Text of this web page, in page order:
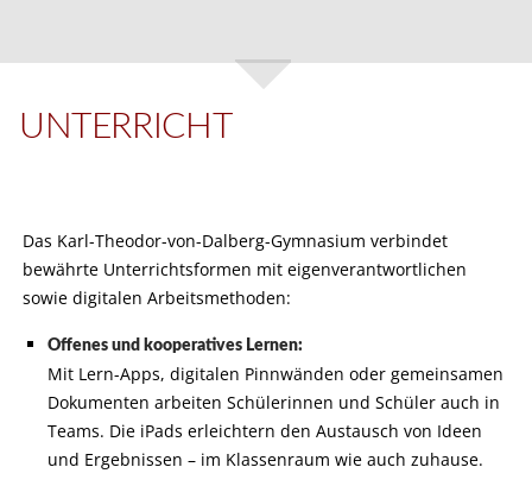
UNTERRICHT
Das Karl-Theodor-von-Dalberg-Gymnasium verbindet
bewährte Unterrichtsformen mit eigenverantwortlichen
sowie digitalen Arbeitsmethoden:
Offenes und kooperatives Lernen:
Mit Lern-Apps, digitalen Pinnwänden oder gemeinsamen
Dokumenten arbeiten Schülerinnen und Schüler auch in
Teams. Die iPads erleichtern den Austausch von Ideen
und Ergebnissen – im Klassenraum wie auch zuhause.